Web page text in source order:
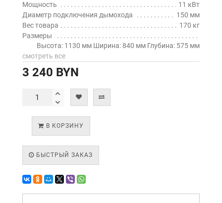
Мощность
11 кВт
Диаметр подключения дымохода
150 мм
Вес товара
170 кг
Размеры
Высота: 1130 мм Ширина: 840 мм Глубина: 575 мм
смотреть все
3 240 BYN
В КОРЗИНУ
БЫСТРЫЙ ЗАКАЗ